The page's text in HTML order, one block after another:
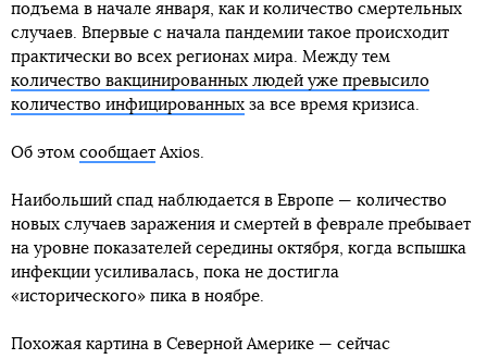
подъема в начале января, как и количество смертельных
случаев. Впервые с начала пандемии такое происходит
практически во всех регионах мира. Между тем
количество вакцинированных людей уже превысило
количество инфицированных за все время кризиса.
Об этом сообщает Axios.
Наибольший спад наблюдается в Европе — количество
новых случаев заражения и смертей в феврале пребывает
на уровне показателей середины октября, когда вспышка
инфекции усиливалась, пока не достигла
«исторического» пика в ноябре.
Похожая картина в Северной Америке — сейчас